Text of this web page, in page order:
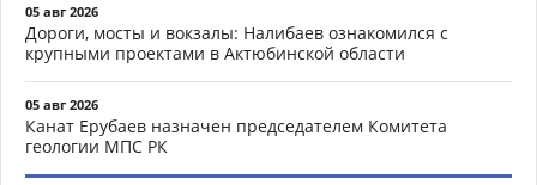
05 авг 2026
Дороги, мосты и вокзалы: Налибаев ознакомился с
крупными проектами в Актюбинской области
05 авг 2026
Канат Ерубаев назначен председателем Комитета
геологии МПС РК